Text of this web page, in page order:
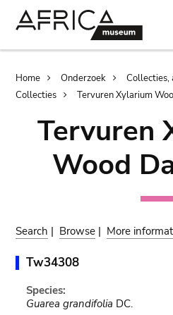
Breadcrumb
Home Onderzoek
Collecties,
Collecties
Tervuren Xylarium
Tervuren
Wood
Search | Browse | More
Tw34308
Species:
Guarea grandifolia DC.